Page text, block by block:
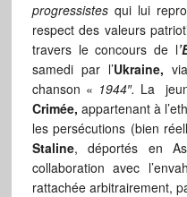
progressistesqui lui
respect des valeurs
travers le concours de l
samedi par l’Ukraine,
chanson « 1944″. La
Crimée, appartenant à
les persécutions (bien
Staline, déportés en
collaboration avec
rattachée arbitrairement,